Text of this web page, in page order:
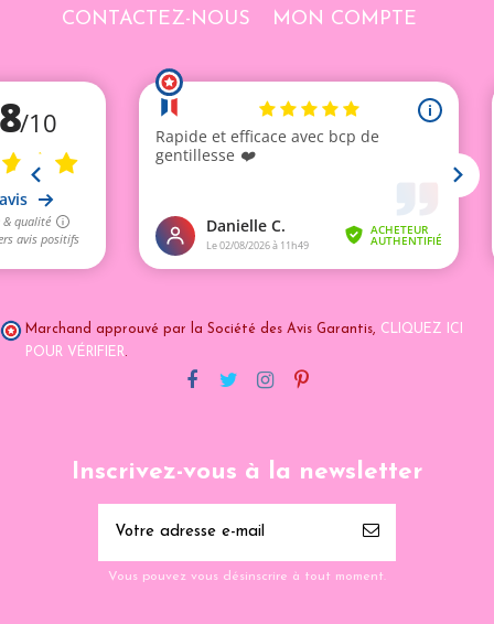
CONTACTEZ-NOUS
MON COMPTE
Marchand approuvé par la Société des Avis Garantis, CLIQUEZ ICI
POUR VÉRIFIER.
Inscrivez-vous à la newsletter
Vous pouvez vous désinscrire à tout moment.